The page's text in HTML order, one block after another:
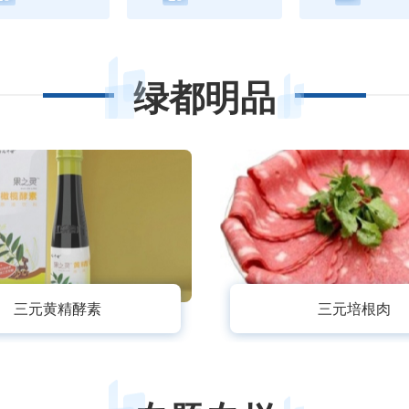
绿都明品
三元黄精酵素 三元培根肉